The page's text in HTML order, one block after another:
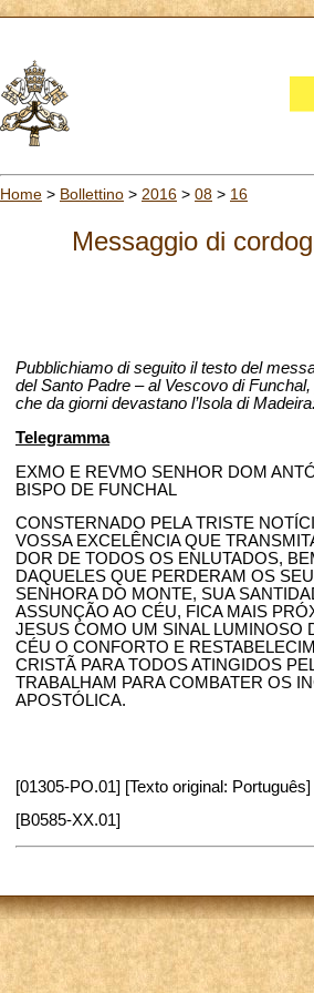
Home > Bollettino > 2016 > 08 > 16
Messaggio di
Pubblichiamo di seguito il testo del
del Santo Padre – al Vescovo di
che da giorni devastano l’Isola di
Telegramma
EXMO E REVMO SENHOR DOM
BISPO DE FUNCHAL
CONSTERNADO PELA TRISTE
VOSSA EXCELÊNCIA QUE
DOR DE TODOS OS ENLUTADOS,
DAQUELES QUE PERDERAM OS
SENHORA DO MONTE, SUA
ASSUNÇÃO AO CÉU, FICA MAIS
JESUS COMO UM SINAL LUMINOSO
CÉU O CONFORTO E
CRISTÃ PARA TODOS ATINGIDOS
TRABALHAM PARA COMBATER OS
APOSTÓLICA.
[01305-PO.01] [Texto original: Português]
[B0585-XX.01]